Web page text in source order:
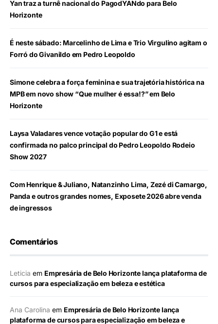
Yan traz a turnê nacional do PagodYANdo para Belo
Horizonte
É neste sábado: Marcelinho de Lima e Trio Virgulino agitam o
Forró do Givanildo em Pedro Leopoldo
Simone celebra a força feminina e sua trajetória histórica na
MPB em novo show “Que mulher é essa!?” em Belo
Horizonte
Laysa Valadares vence votação popular do G1 e está
confirmada no palco principal do Pedro Leopoldo Rodeio
Show 2027
Com Henrique & Juliano, Natanzinho Lima, Zezé di Camargo,
Panda e outros grandes nomes, Exposete 2026 abre venda
de ingressos
Comentários
Leticia em Empresária de Belo Horizonte lança plataforma de
cursos para especialização em beleza e estética
Ana Carolina em Empresária de Belo Horizonte lança
plataforma de cursos para especialização em beleza e